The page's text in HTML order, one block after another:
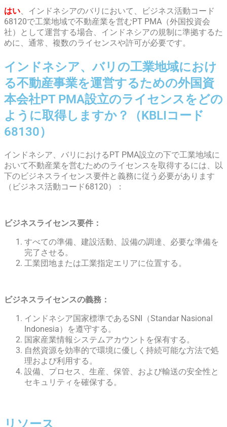
はい、インドネシアのバリにおいて、ビジネス活動コード
68120で工業地域で不動産業を営むPT PMA（外国投資会
社）として運営する場合、インドネシアの規制に準拠するた
めに、通常、複数のライセンスや許可が必要です。
インドネシア、バリの工業地域におけ
る不動産事業を運営するための外国資
本会社PT PMA設立のライセンスをどの
ように取得しますか？（KBLIコード
68130）
インドネシア、バリにおけるPT PMA設立の下で工業地域に
おいて不動産業を営むためのライセンスを取得するには、以
下のビジネスライセンス要件と義務に従う必要があります
（ビジネス活動コード68120）：
ビジネスライセンス要件：
すべての準備、建設活動、設備の調達、必要な準備を
完了させる。
工業団地または工業指定エリアに位置する。
ビジネスライセンスの義務：
インドネシア国家標準であるSNI（Standar Nasional
Indonesia）を遵守する。
国家産業情報システムアカウントを保有する。
自然資源を効率的で環境に優しく持続可能な方法で処
理および利用する。
設備、プロセス、生産、保管、および輸送の安全性と
セキュリティを確保する。
リソース